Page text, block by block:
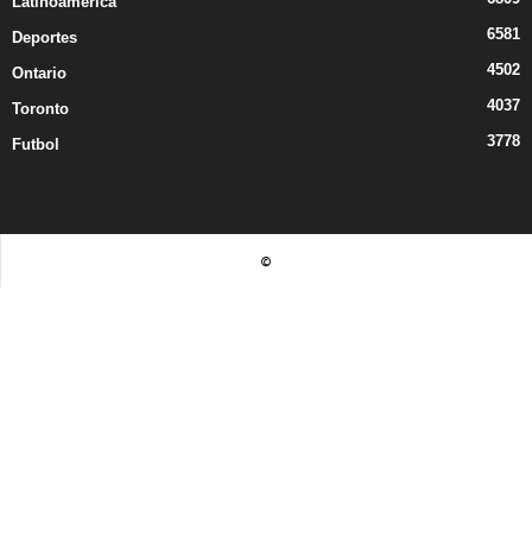
Deportes 6581
Ontario 4502
Toronto 4037
Futbol 3778
©